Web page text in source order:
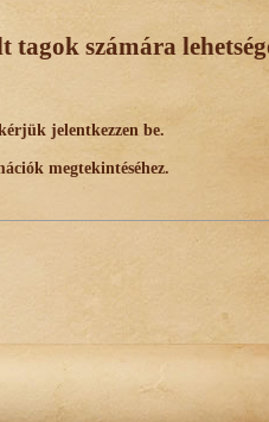
tagok számára
jelentkezzen be.
megtekintéséhez.